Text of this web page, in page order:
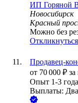
ИП Горяной
Новосибирск
Красный
Можно без
Откликнуться
Продавец-
от 70 000 ₽ за
Опыт 1-3 года
Выплаты: Два